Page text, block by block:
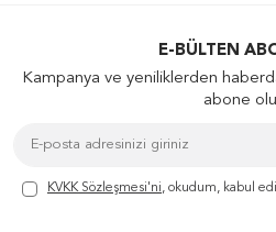
E-BÜLTEN
Kampanya ve yeniliklerden
abone
KVKK Sözleşmesi'ni, okudum, kabul